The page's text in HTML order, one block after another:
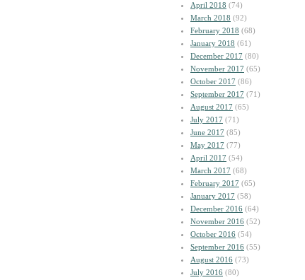
April 2018 (74)
March 2018 (92)
February 2018 (68)
January 2018 (61)
December 2017 (80)
November 2017 (65)
October 2017 (86)
September 2017 (71)
August 2017 (65)
July 2017 (71)
June 2017 (85)
May 2017 (77)
April 2017 (54)
March 2017 (68)
February 2017 (65)
January 2017 (58)
December 2016 (64)
November 2016 (52)
October 2016 (54)
September 2016 (55)
August 2016 (73)
July 2016 (80)